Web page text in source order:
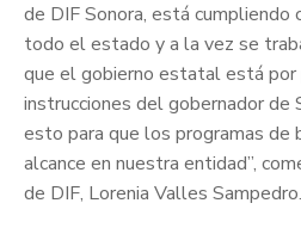
de DIF Sonora, está cumpliendo
todo el estado y a la vez se
que el gobierno estatal está por
instrucciones del gobernador de
esto para que los programas de
alcance en nuestra entidad”,
de DIF, Lorenia Valles Sampedro.